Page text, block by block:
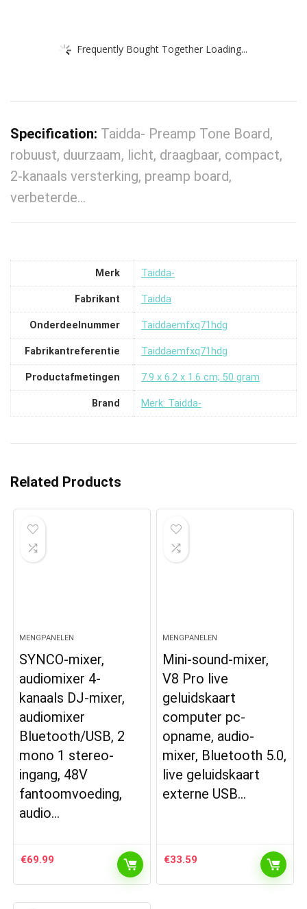
Frequently Bought Together Loading...
Specification: Taidda- Preamp Tone Board,
robuust, duurzaam, licht, draagbaar, compact,
2-kanaals versterking, preamp board,
verbeterde…
Merk ‎Taidda-
Fabrikant ‎Taidda
Onderdeelnummer ‎Taiddaemfxq71hdg
Fabrikantreferentie ‎Taiddaemfxq71hdg
Productafmetingen ‎7.9 x 6.2 x 1.6 cm; 50 gram
Brand Merk: Taidda-
Related Products
MENGPANELEN
SYNCO-mixer,
audiomixer 4-
kanaals DJ-mixer,
audiomixer
Bluetooth/USB, 2
mono 1 stereo-
ingang, 48V
fantoomvoeding,
audio…
€69.99
MENGPANELEN
Mini-sound-mixer,
V8 Pro live
geluidskaart
computer pc-
opname, audio-
mixer, Bluetooth 5.0,
live geluidskaart
externe USB…
€33.59